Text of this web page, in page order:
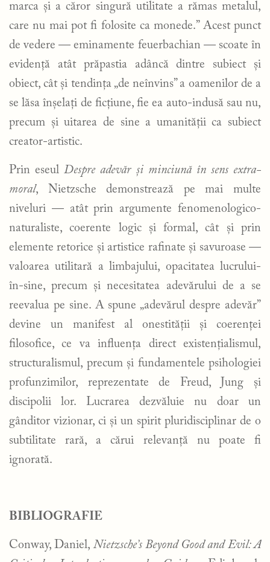
marca și a căror singură utilitate a rămas metalul,
care nu mai pot fi folosite ca monede.” Acest punct
de vedere — eminamente feuerbachian — scoate în
evidență atât prăpastia adâncă dintre subiect și
obiect, cât și tendința „de neînvins” a oamenilor de a
se lăsa înșelați de ficțiune, fie ea auto-indusă sau nu,
precum și uitarea de sine a umanității ca subiect
creator-artistic.
Prin eseulDespre adevăr și minciună în sens extra-
moral, Nietzsche demonstrează pe mai multe
niveluri — atât prin argumente fenomenologico-
naturaliste, coerente logic și formal, cât și prin
elemente retorice și artistice rafinate și savuroase —
valoarea utilitară a limbajului, opacitatea lucrului-
în-sine, precum și necesitatea adevărului de a se
reevalua pe sine. A spune „adevărul despre adevăr”
devine un manifest al onestității și coerenței
filosofice, ce va influența direct existențialismul,
structuralismul, precum și fundamentele psihologiei
profunzimilor, reprezentate de Freud, Jung și
discipolii lor. Lucrarea dezvăluie nu doar un
gânditor vizionar, ci și un spirit pluridisciplinar de o
subtilitate rară, a cărui relevanță nu poate fi
ignorată.
BIBLIOGRAFIE
Conway, Daniel,Nietzsche’s Beyond Good and Evil: A